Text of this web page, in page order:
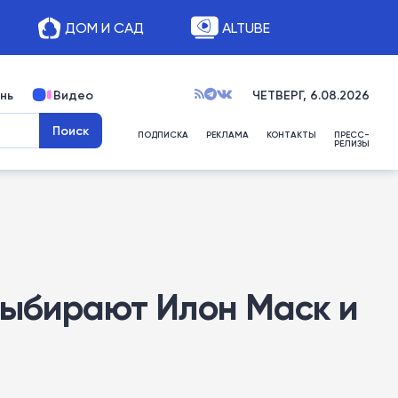
ДОМ И САД ALTUBE
Видео ЧЕТВЕРГ, 6.08.2026
ПОДПИСКА РЕКЛАМА КОНТАКТЫ ПРЕСС-
РЕЛИЗЫ
Илон Маск и